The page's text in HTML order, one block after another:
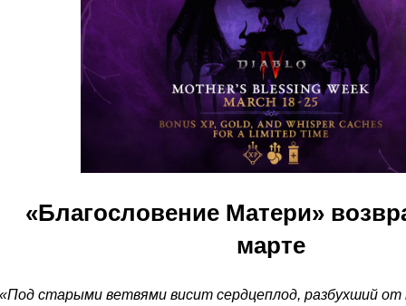
«Благословение Матери»
марте
«Под старыми ветвями висит сердцеплод, разбухший